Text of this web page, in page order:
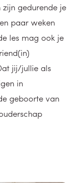
zijn gedurende je
paar weken
les mag ook je
jij/jullie als
in
geboorte van